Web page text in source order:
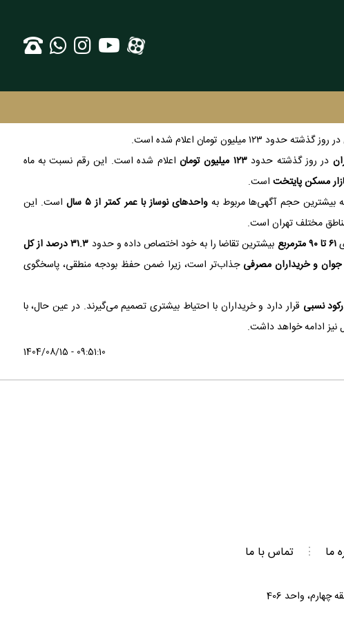
تومان اعلام شده است.
در روز گذشته حدود۱۲۳ میلیون تومان
اعلام شده است. این رقم نسبت به ماه
مسکن پایتختاست.
بیشترین حجم آگهی‌ها مربوط به واحدهای نوساز با عمر کمتر از ۵ سال
است. این
مختلف تهران است.
۶۱ تا ۹۰ مترمربع بیشترین تقاضا را به خود اختصاص داده و حدود
۳۱.۳ درصد از کل
جوان و خریداران مصرفی جذاب‌تر است، زیرا ضمن حفظ بودجه منطقی، پاسخگوی
نسبی قرار دارد و خریداران با احتیاط بیشتری تصمیم می‌گیرند. در عین حال، با
نیز ادامه خواهد داشت.
1404/08/15 - 09:51:10
ما ⋮ تماس با ما